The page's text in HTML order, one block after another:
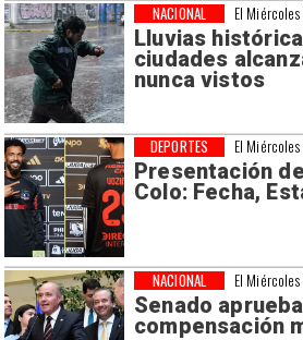
El
Lluvias
ciudades
nunca vistos
NACIONAL
El
Presentación
Colo: Fecha,
DEPORTES
El
Senado
compensación
NACIONAL